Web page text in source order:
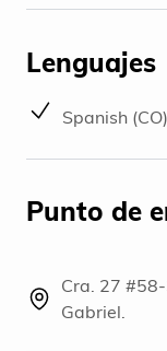
Lenguajes
Spanish
Punto de
Cra. 27
Gabriel.